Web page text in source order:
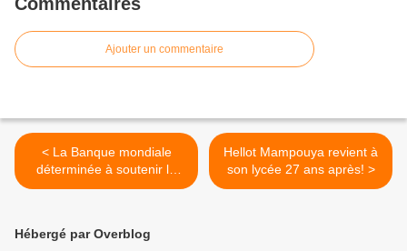
Ajouter un commentaire
< La Banque mondiale
déterminée à soutenir la
Tunisie malgré le terrorisme
Hellot Mampouya revient à
son lycée 27 ans après! >
Hébergé par Overblog